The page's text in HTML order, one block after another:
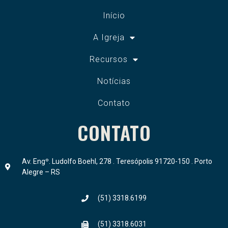
Início
A Igreja
Recursos
Notícias
Contato
CONTATO
Av. Engº. Ludolfo Boehl, 278 . Teresópolis 91720-150 . Porto
Alegre – RS
(51) 3318.6199
(51) 3318.6031